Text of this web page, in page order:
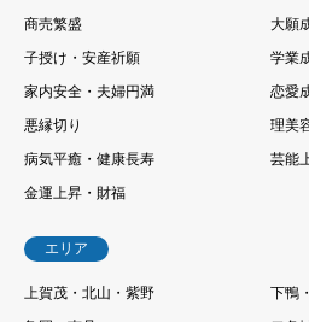
商売繁盛
大願
子授け・安産祈願
学業
家内安全・夫婦円満
恋愛
悪縁切り
理美
病気平癒・健康長寿
芸能
金運上昇・財福
エリア
上賀茂・北山・紫野
下鴨